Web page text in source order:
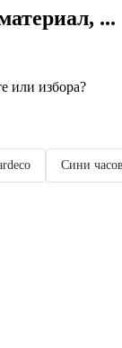
...
или избора?
Сини